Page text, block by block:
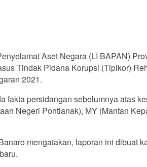
Aset Negara (LI BAPAN)
Tindak Pidana Korupsi (Tipikor)
2021.
fakta persidangan sebelumnya atas
Negeri Pontianak), MY (Mantan
mengatakan, laporan ini